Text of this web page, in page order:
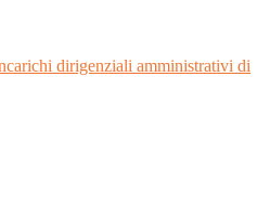
dirigenziali amministrativi di